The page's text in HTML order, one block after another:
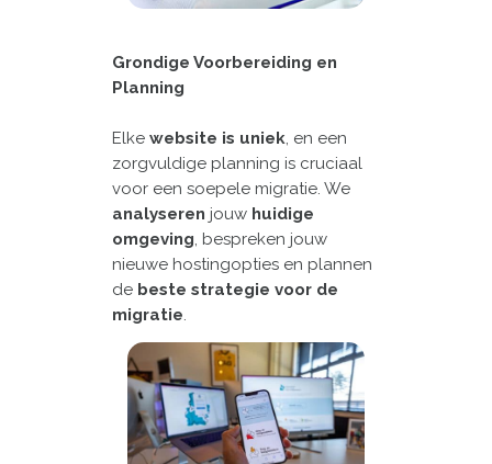
Grondige Voorbereiding en
Planning
Elkewebsite is uniek , en een
zorgvuldige planning is cruciaal
voor een soepele migratie. We
analyseren jouw huidige
omgeving , bespreken jouw
nieuwe hostingopties en plannen
de beste strategie voor de
migratie